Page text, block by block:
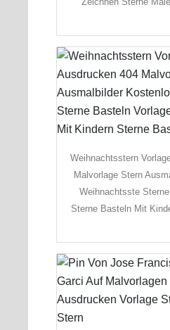
Weihnachtsstern
Malvorlage Stern
Weihnachtsste
Sterne Basteln Mit